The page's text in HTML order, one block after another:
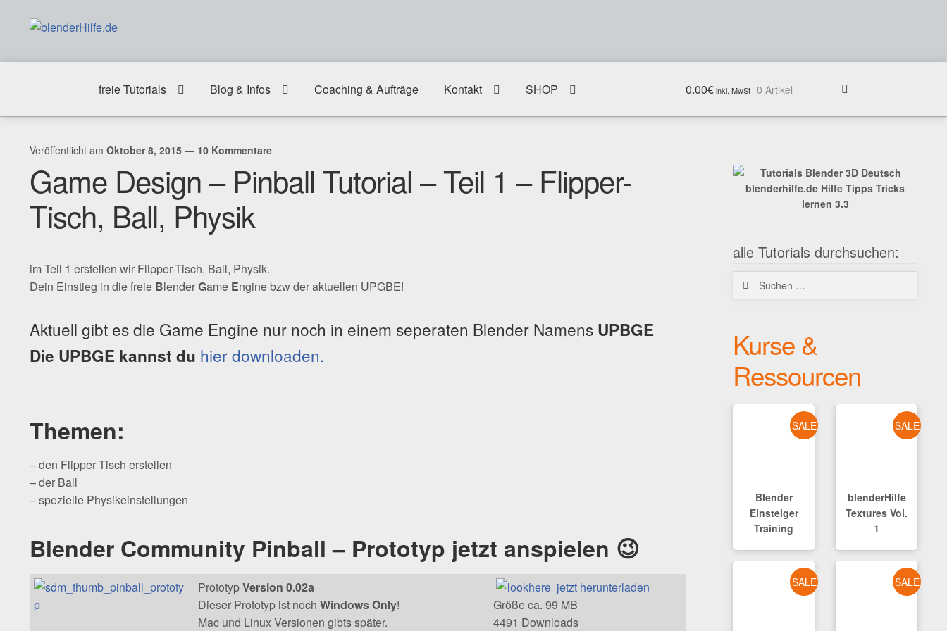
Zur
springen
Zum
springen
freie Tutorials
Blog & Infos Coaching & Aufträge Kontakt SHOP 0.00€ 0 Artikel
Veröffentlicht am Oktober 8, 2015 — 10 Kommentare
Game Design – Pinball Tutorial – Teil 1 – Flipper-
Tisch, Ball, Physik
im Teil 1 erstellen wir Flipper-Tisch, Ball, Physik.
Dein Einstieg in die freie BlenderGame Engine bzw der aktuellen UPGBE!
Aktuell gibt es die Game Engine nur noch in einem seperaten Blender Namens UPBGE
Die UPBGE kannst du hier downloaden.
Themen:
– den Flipper Tisch erstellen
– der Ball
– spezielle Physikeinstellungen
Blender Community Pinball – Prototyp jetzt anspielen 😉
PrototypVersion 0.02a
Dieser Prototyp ist noch Windows Only!
Mac und Linux Versionen gibts später.
jetzt herunterladen
Größe ca. 99 MB
4491 Downloads
alle Tutorials durchsuchen:
Suchen
Kurse &
Ressourcen
SALE
Blender
Einsteiger
Training
SALE
blenderHilfe
Textures Vol.
1
SALE SALE